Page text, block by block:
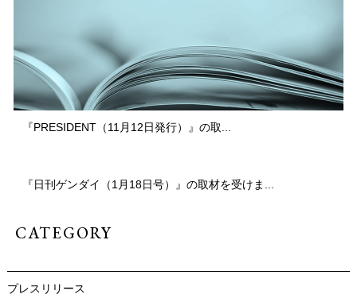
『PRESIDENT（11月12日発行）』の取...
『日刊ゲンダイ（1月18日号）』の取材を受けま...
CATEGORY
プレスリリース